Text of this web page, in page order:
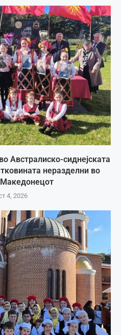
Австралиско-сиднејската
неразделни во
4, 2026